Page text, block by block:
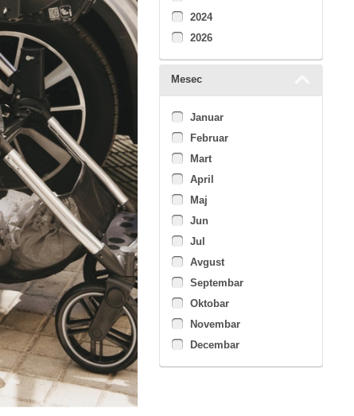
2024
2026
Mesec
Januar
Februar
Mart
April
Maj
Jun
Jul
Avgust
Septembar
Oktobar
Novembar
Decembar